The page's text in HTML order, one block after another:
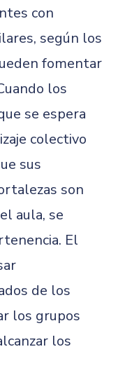
con
según los
fomentar
los
se espera
colectivo
sus
son
aula, se
El
de los
los grupos
los